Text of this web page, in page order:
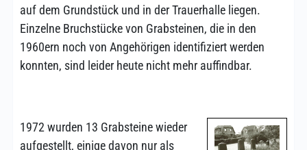
auf dem Grundstück und in der Trauerhalle liegen.
Einzelne Bruchstücke von Grabsteinen, die in den
1960ern noch von Angehörigen identifiziert werden
konnten, sind leider heute nicht mehr auffindbar.
1972 wurden 13 Grabsteine wieder
aufgestellt, einige davon nur als